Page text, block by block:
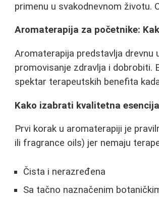
primenu u svakodnevnom životu.
Aromaterapija za početnike:
Aromaterapija predstavlja
promovisanje zdravlja i dobrobiti.
spektar terapeutskih benefita
Kako izabrati kvalitetna
Prvi korak u aromaterapiji je
ili fragrance oils) jer nemaju
Čista i nerazređena
Sa tačno naznačenim